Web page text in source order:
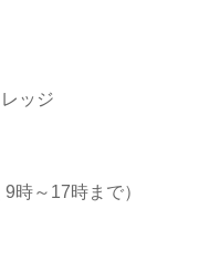
ッジ
時～17時まで）